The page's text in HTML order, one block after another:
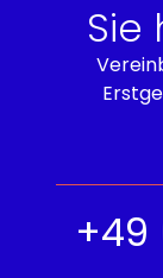
Sie
+49